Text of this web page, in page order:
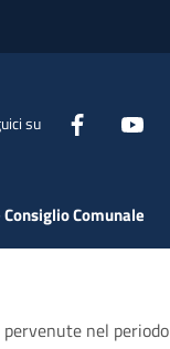
su
Comunale
nel